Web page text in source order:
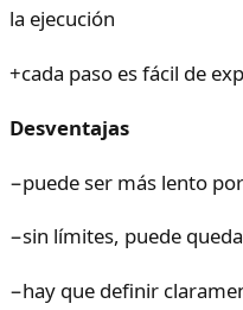
la ejecución
+cada paso es fácil de
Desventajas
−puede ser más lento
−sin límites, puede
−hay que definir